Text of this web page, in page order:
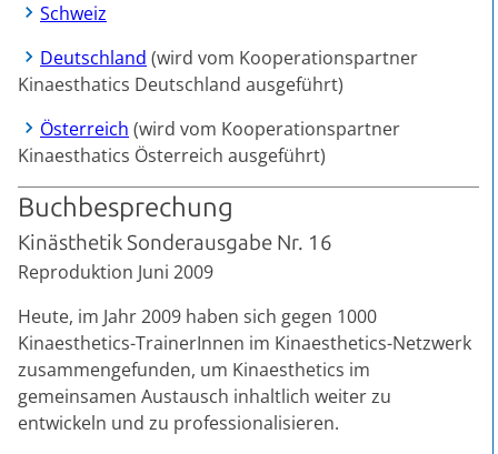
Schweiz
Deutschland (wird vom Kooperationspartner
Kinaesthatics Deutschland ausgeführt)
Österreich (wird vom Kooperationspartner
Kinaesthatics Österreich ausgeführt)
Buchbesprechung
Kinästhetik Sonderausgabe Nr. 16
Reproduktion Juni 2009
Heute, im Jahr 2009 haben sich gegen 1000
Kinaesthetics-TrainerInnen im Kinaesthetics-Netzwerk
zusammengefunden, um Kinaesthetics im
gemeinsamen Austausch inhaltlich weiter zu
entwickeln und zu professionalisieren.